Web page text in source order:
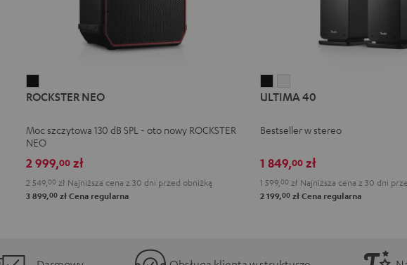
NEO
ROCKSTER NEO
Moc szczytowa 130 dB SPL - oto nowy ROCKSTER
NEO
2 999,00zł
2 549, 00zł Najniższa cena z 30 dni przed obniżką
3 899,00złCena regularna
40 40
ULTIMA 40
Bestseller w stereo
1 849,00 zł
1 599, 00 zł Najniższa cena z 30 dni
2 199,00 zł Cena regularna